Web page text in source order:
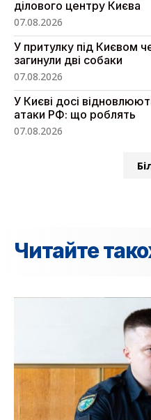
ділового центру Києва
07.08.2026
У притулку під Києвом
загинули дві собаки
07.08.2026
У Києві досі
атаки РФ: що роблять
07.08.2026
Читайте